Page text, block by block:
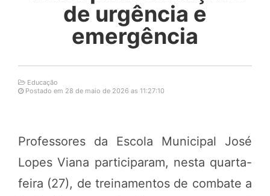
de urgência e
emergência
Educação
Postado em 28 de maio de 2026 as 11:27:10
Professores da Escola Municipal José
Lopes Viana participaram, nesta quarta-
feira (27), de treinamentos de combate a